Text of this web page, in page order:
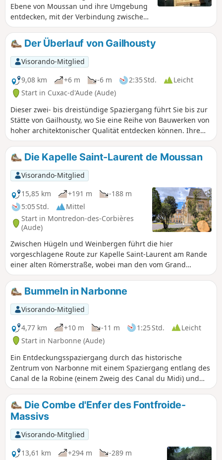
Ebene von Moussan und ihre Umgebung
entdecken, mit der Verbindung zwischen
dem Fluss Aude, der Cesse und dem
Canal de la Robine (einem Zweig des
Canal du Midi), aber auch die kreisförmig
angelegten Straßen des Dorfes.
Der Überlauf von Gailhousty
Visorando-Mitglied
9,08 km
+6 m -6 m 2:35 Std.
Leicht
Start in Cuxac-d'Aude (Aude)
Dieser zwei- bis dreistündige Spaziergang führt Sie bis zur
Stätte von Gailhousty, wo Sie eine Reihe von Bauwerken von
hoher architektonischer Qualität entdecken können. Ihre
Funktion steht im Zusammenhang mit der Gefahr von
Hochwasser des Flusses Aude, der seit jeher eine
Bedrohung darstellt. Dieser Teil des Verbindungskanals
wurde nämlich im Hochwasserausbreitungsgebiet des
Flusses angelegt. Die Überschwemmungen von 1999
veranlassten die Entscheidungsträger, Deiche zu errichten,
die Teil der Kulisse dieser Route sind.
Die Kapelle Saint-Laurent de Moussan
Visorando-Mitglied
15,85 km
+191 m
-188 m
5:05 Std.
Mittel
Start in Montredon-des-Corbières
(Aude)
Zwischen Hügeln und Weinbergen führt die hier
vorgeschlagene Route zur Kapelle Saint-Laurent am Rande
einer alten Römerstraße, wobei man den vom Grand
Narbonne angelegten Wegen und Radwegen der „Littorale“
folgt. Hinter dem Aussichtspunkt „Plana“ bietet der
Rückweg nach Montredon-lès-Corbières als Bonus einen
Abstecher am Château de Levrettes vorbei, das man von der
Straße von Narbonne nach Marcorignan, die eher von Autos
begehen wird, kaum zu sehen bekommt! Da diese Route,
abgesehen vom Zugang zur Kapelle von Marcorignan aus
und dem Sentier du Plana, nicht ausgeschildert ist,
empfiehlt es sich, die Route auf dem Smartphone
gespeichert zu haben, um die Wanderung ohne
Orientierungsprobleme anzutreten.
Bummeln in Narbonne
Visorando-Mitglied
4,77 km
+10 m -11 m 1:25 Std.
Leicht
Start in Narbonne (Aude)
Ein Entdeckungsspaziergang durch das historische
Zentrum von Narbonne mit einem Spaziergang entlang des
Canal de la Robine (einem Zweig des Canal du Midi) und
einem Bummel durch die Straßen, um die Wahrzeichen der
Stadt zu entdecken, wie den Palais de l'Archevêché, die
Kathedrale Saint-Juste et Saint-Pasteur, die Pont des
Marchands, das Maison des Trois Nourrices und nicht zu
vergessen die prächtigen Markthallen.
Die Combe d'Enfer des Fontfroide-
Massivs
Visorando-Mitglied
13,61 km
+294 m
-289 m